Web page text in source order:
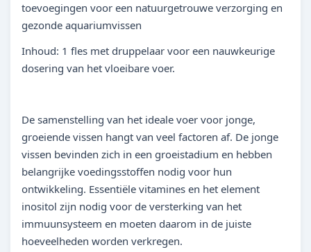
toevoegingen voor een natuurgetrouwe verzorging en
gezonde aquariumvissen
Inhoud: 1 fles met druppelaar voor een nauwkeurige
dosering van het vloeibare voer.
De samenstelling van het ideale voer voor jonge,
groeiende vissen hangt van veel factoren af. De jonge
vissen bevinden zich in een groeistadium en hebben
belangrijke voedingsstoffen nodig voor hun
ontwikkeling. Essentiële vitamines en het element
inositol zijn nodig voor de versterking van het
immuunsysteem en moeten daarom in de juiste
hoeveelheden worden verkregen.